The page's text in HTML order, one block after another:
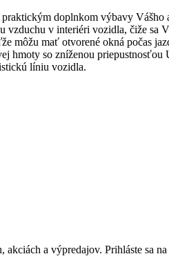
doplnkom výbavy Vášho
v interiéri vozidla, čiže sa
môžu mať otvorené okná počas
hmoty so zníženou priepustnosťou
líniu vozidla.
a výpredajov. Prihláste sa na